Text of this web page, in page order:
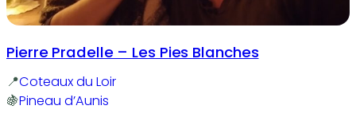
Pierre Pradelle – Les Pies Blanches
Coteaux du Loir
Pineau d’Aunis